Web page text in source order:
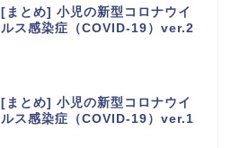
[まとめ] 小児の新型コロナウイ
ルス感染症（COVID-19）ver.2
[まとめ] 小児の新型コロナウイ
ルス感染症（COVID-19）ver.1